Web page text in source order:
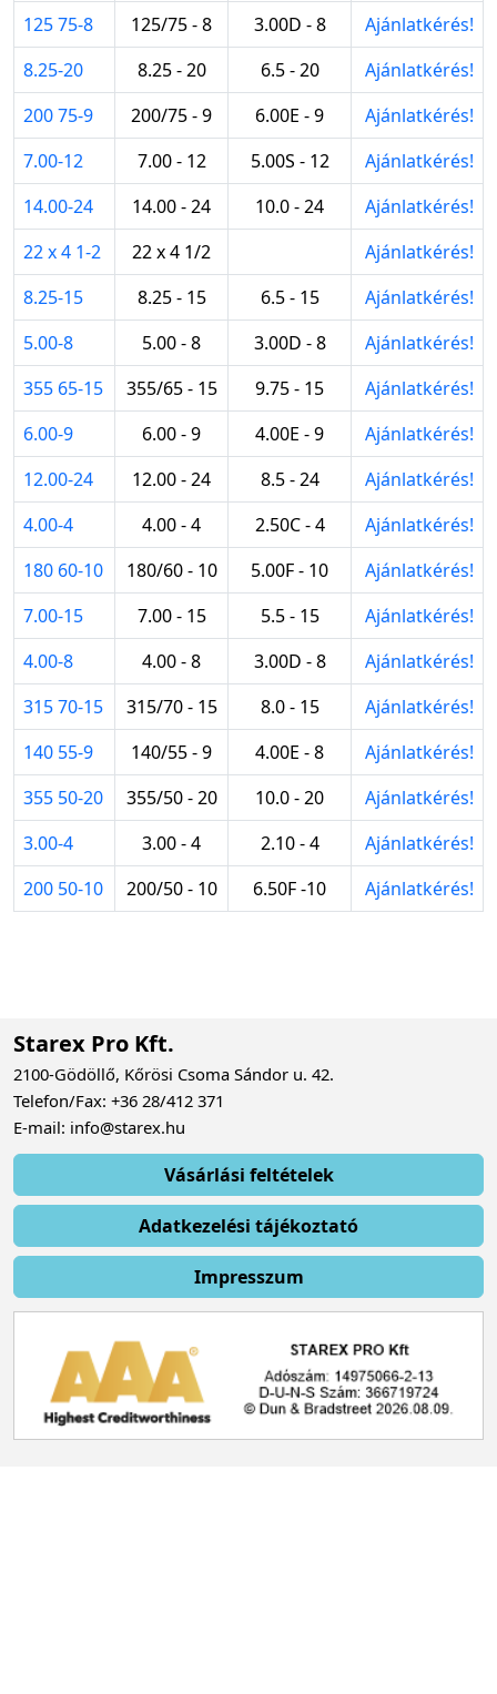
125 75-8
125/75 - 8 3.00D - 8
Ajánlatkérés!
8.25-20
8.25 - 20 6.5 - 20
Ajánlatkérés!
200 75-9
200/75 - 9 6.00E - 9
Ajánlatkérés!
7.00-12
7.00 - 12 5.00S - 12
Ajánlatkérés!
14.00-24
14.00 - 24 10.0 - 24
Ajánlatkérés!
22 x 4 1-2
22 x 4 1/2
Ajánlatkérés!
8.25-15
8.25 - 15 6.5 - 15
Ajánlatkérés!
5.00-8
5.00 - 8 3.00D - 8
Ajánlatkérés!
355 65-15
355/65 - 15 9.75 - 15
Ajánlatkérés!
6.00-9
6.00 - 9 4.00E - 9
Ajánlatkérés!
12.00-24
12.00 - 24 8.5 - 24
Ajánlatkérés!
4.00-4
4.00 - 4 2.50C - 4
Ajánlatkérés!
180 60-10
180/60 - 10 5.00F - 10
Ajánlatkérés!
7.00-15
7.00 - 15 5.5 - 15
Ajánlatkérés!
4.00-8
4.00 - 8 3.00D - 8
Ajánlatkérés!
315 70-15
315/70 - 15 8.0 - 15
Ajánlatkérés!
140 55-9
140/55 - 9 4.00E - 8
Ajánlatkérés!
355 50-20
355/50 - 20 10.0 - 20
Ajánlatkérés!
3.00-4
3.00 - 4 2.10 - 4
Ajánlatkérés!
200 50-10
200/50 - 10 6.50F -10 Ajánlatkérés!
Starex Pro Kft.
2100-Gödöllő, Kőrösi Csoma Sándor u. 42.
Telefon/Fax: +36 28/412 371
E-mail: info@starex.hu
Vásárlási feltételek
Adatkezelési tájékoztató
Impresszum